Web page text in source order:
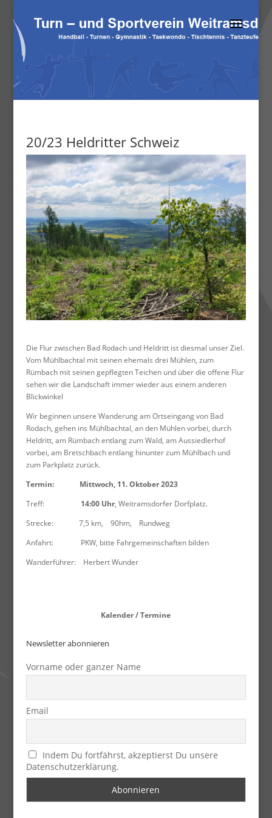
20/23 Heldritter Schweiz
Die Flur zwischen Bad Rodach und Heldritt ist diesmal unser Ziel.
Vom Mühlbachtal mit seinen ehemals drei Mühlen, zum
Rümbach mit seinen gepflegten Teichen und über die offene Flur
sehen wir die Landschaft immer wieder aus einem anderen
Blickwinkel
Wir beginnen unsere Wanderung am Ortseingang von Bad
Rodach, gehen ins Mühlbachtal, an den Mühlen vorbei, durch
Heldritt, am Rümbach entlang zum Wald, am Aussiedlerhof
vorbei, am Bretschbach entlang hinunter zum Mühlbach und
zum Parkplatz zurück.
Termin: Mittwoch, 11. Oktober 2023
Treff: 14:00 Uhr, Weitramsdorfer Dorfplatz.
Strecke: 7,5 km, 90hm, Rundweg
Anfahrt: PKW, bitte Fahrgemeinschaften bilden
Wanderführer: Herbert Wunder
Kalender / Termine
Newsletter abonnieren
Vorname oder ganzer Name
Email
Indem Du fortfährst, akzeptierst Du unsere
Datenschutzerklärung.